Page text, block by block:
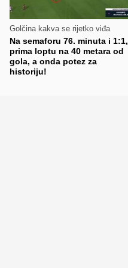
Golčina kakva se rijetko viđa
Na semaforu 76. minuta i 1:1,
prima loptu na 40 metara od
gola, a onda potez za
historiju!